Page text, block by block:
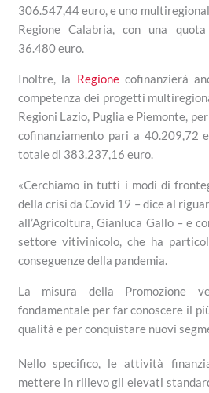
306.547,44 euro, e uno
Regione Calabria, con una
36.480 euro.
Inoltre, la Regionecofinanzierà
competenza dei progetti
Regioni Lazio, Puglia e Piemonte,
cofinanziamento pari a 40.209,72
totale di 383.237,16 euro.
«Cerchiamo in tutti i modi di
della crisi da Covid 19 – dice al
all’Agricoltura, Gianluca Gallo – e
settore vitivinicolo, che ha
conseguenze della pandemia.
La misura della Promozione
fondamentale per far conoscere il
qualità e per conquistare nuovi
Nello specifico, le attività
mettere in rilievo gli elevati